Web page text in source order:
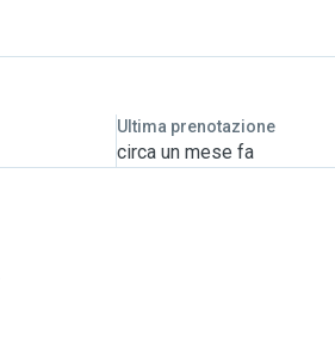
Ultima prenotazione
circa un mese fa